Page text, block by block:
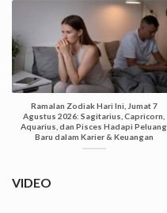
Ramalan Zodiak Hari Ini, Jumat 7
Agustus 2026: Sagitarius, Capricorn,
Aquarius, dan Pisces Hadapi Peluang
Baru dalam Karier & Keuangan
VIDEO